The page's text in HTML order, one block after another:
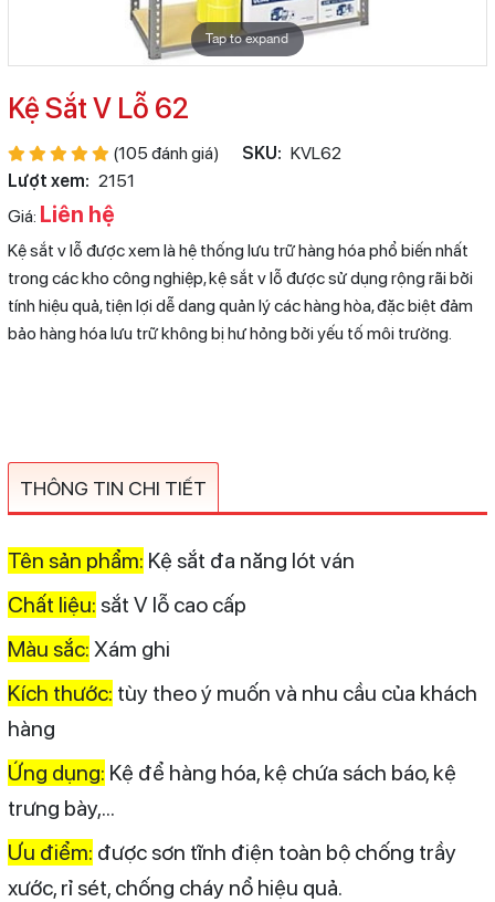
Tap to expand
Kệ Sắt V Lỗ 62
(105 đánh giá) SKU: KVL62
Lượt xem: 2151
Giá: Liên hệ
Kệ sắt v lỗ được xem là hệ thống lưu trữ hàng hóa phổ biến nhất
trong các kho công nghiệp, kệ sắt v lỗ được sử dụng rộng rãi bởi
tính hiệu quả, tiện lợi dễ dang quản lý các hàng hòa, đặc biệt đảm
bảo hàng hóa lưu trữ không bị hư hỏng bởi yếu tố môi trường.
THÔNG TIN CHI TIẾT
Tên sản phẩm: Kệ sắt đa năng lót ván
Chất liệu: sắt V lỗ cao cấp
Màu sắc: Xám ghi
Kích thước: tùy theo ý muốn và nhu cầu của khách
hàng
Ứng dụng: Kệ để hàng hóa, kệ chứa sách báo, kệ
trưng bày,...
Ưu điểm: được sơn tĩnh điện toàn bộ chống trầy
xước, rỉ sét, chống cháy nổ hiệu quả.